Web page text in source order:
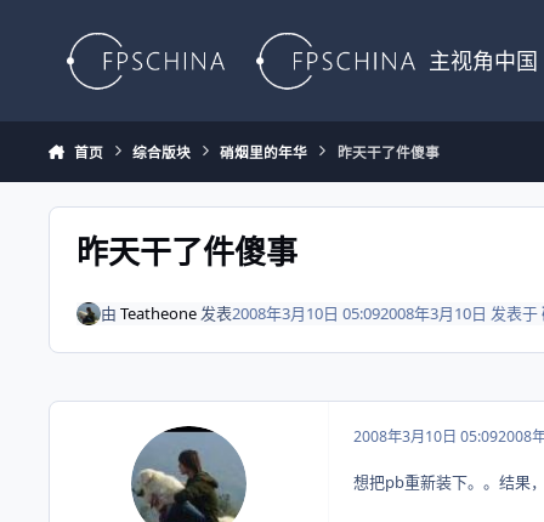
主视角中国
首页 综合版块 硝烟里的年华 昨天干了件傻事
昨天干了件傻事
由 Teatheone发表2008年3月10日 05:092008年3月10日 发表于
2008年3月10日 05:092008
想把pb重新装下。。结果